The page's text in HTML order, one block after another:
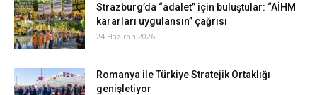
Strazburg’da “adalet” için buluştular: “AİHM
kararları uygulansın” çağrısı
24 Haziran 2026
Romanya ile Türkiye Stratejik Ortaklığı
genişletiyor